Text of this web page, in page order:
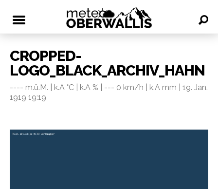
CROPPED-
LOGO_BLACK_ARCHIV_HAHN
---- m.ü.M. | k.A °C | k.A % | --- 0 km/h | k.A mm | 19. Jan.
1919 19:19